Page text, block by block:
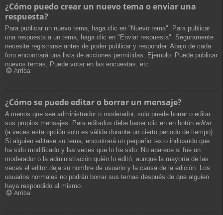
¿Cómo puedo crear un nuevo tema o enviar una
respuesta?
Para publicar un nuevo tema, haga clic en "Nuevo tema". Para publicar
una respuesta a un tema, haga clic en "Enviar respuesta". Seguramente
necesite registrarse antes de poder publicar y responder. Abajo de cada
foro encontrará una lista de acciones permitidas. Ejemplo: Puede publicar
nuevos temas, Puede votar en las encuestas, etc.
Arriba
¿Cómo se puede editar o borrar un mensaje?
A menos que sea administrador o moderador, solo puede borrar o editar
sus propios mensajes. Para editarlos debe hacer clic en en botón editar
(a veces esta opción solo es válida durante un cierto periodo de tiempo).
Si alguien editase su tema, encontrará un pequeño texto indicando que
ha sido modificado y las veces que lo ha sido. No aparece si fue un
moderador o la administración quién lo editó, aunque la mayoría de las
veces el editor deja su nombre de usuario y la causa de la edición. Los
usuarios normales no podrán borrar sus temas después de que alguien
haya respondido al mismo.
Arriba